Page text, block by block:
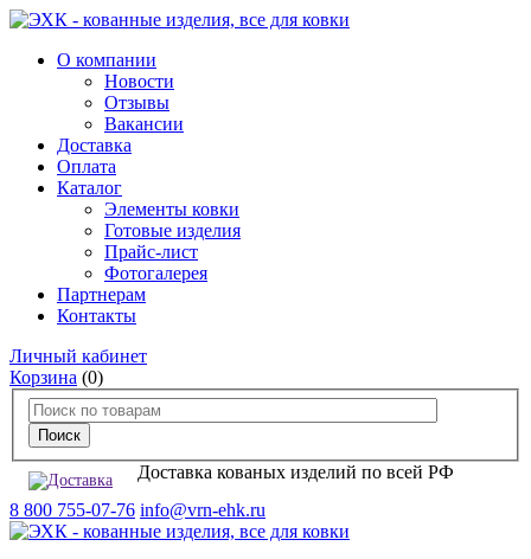
О компании
Новости
Отзывы
Вакансии
Доставка
Оплата
Каталог
Элементы ковки
Готовые изделия
Прайс-лист
Фотогалерея
Партнерам
Контакты
Личный кабинет
Корзина (0)
Доставка кованых изделий по всей РФ
8 800 755-07-76 info@vrn-ehk.ru